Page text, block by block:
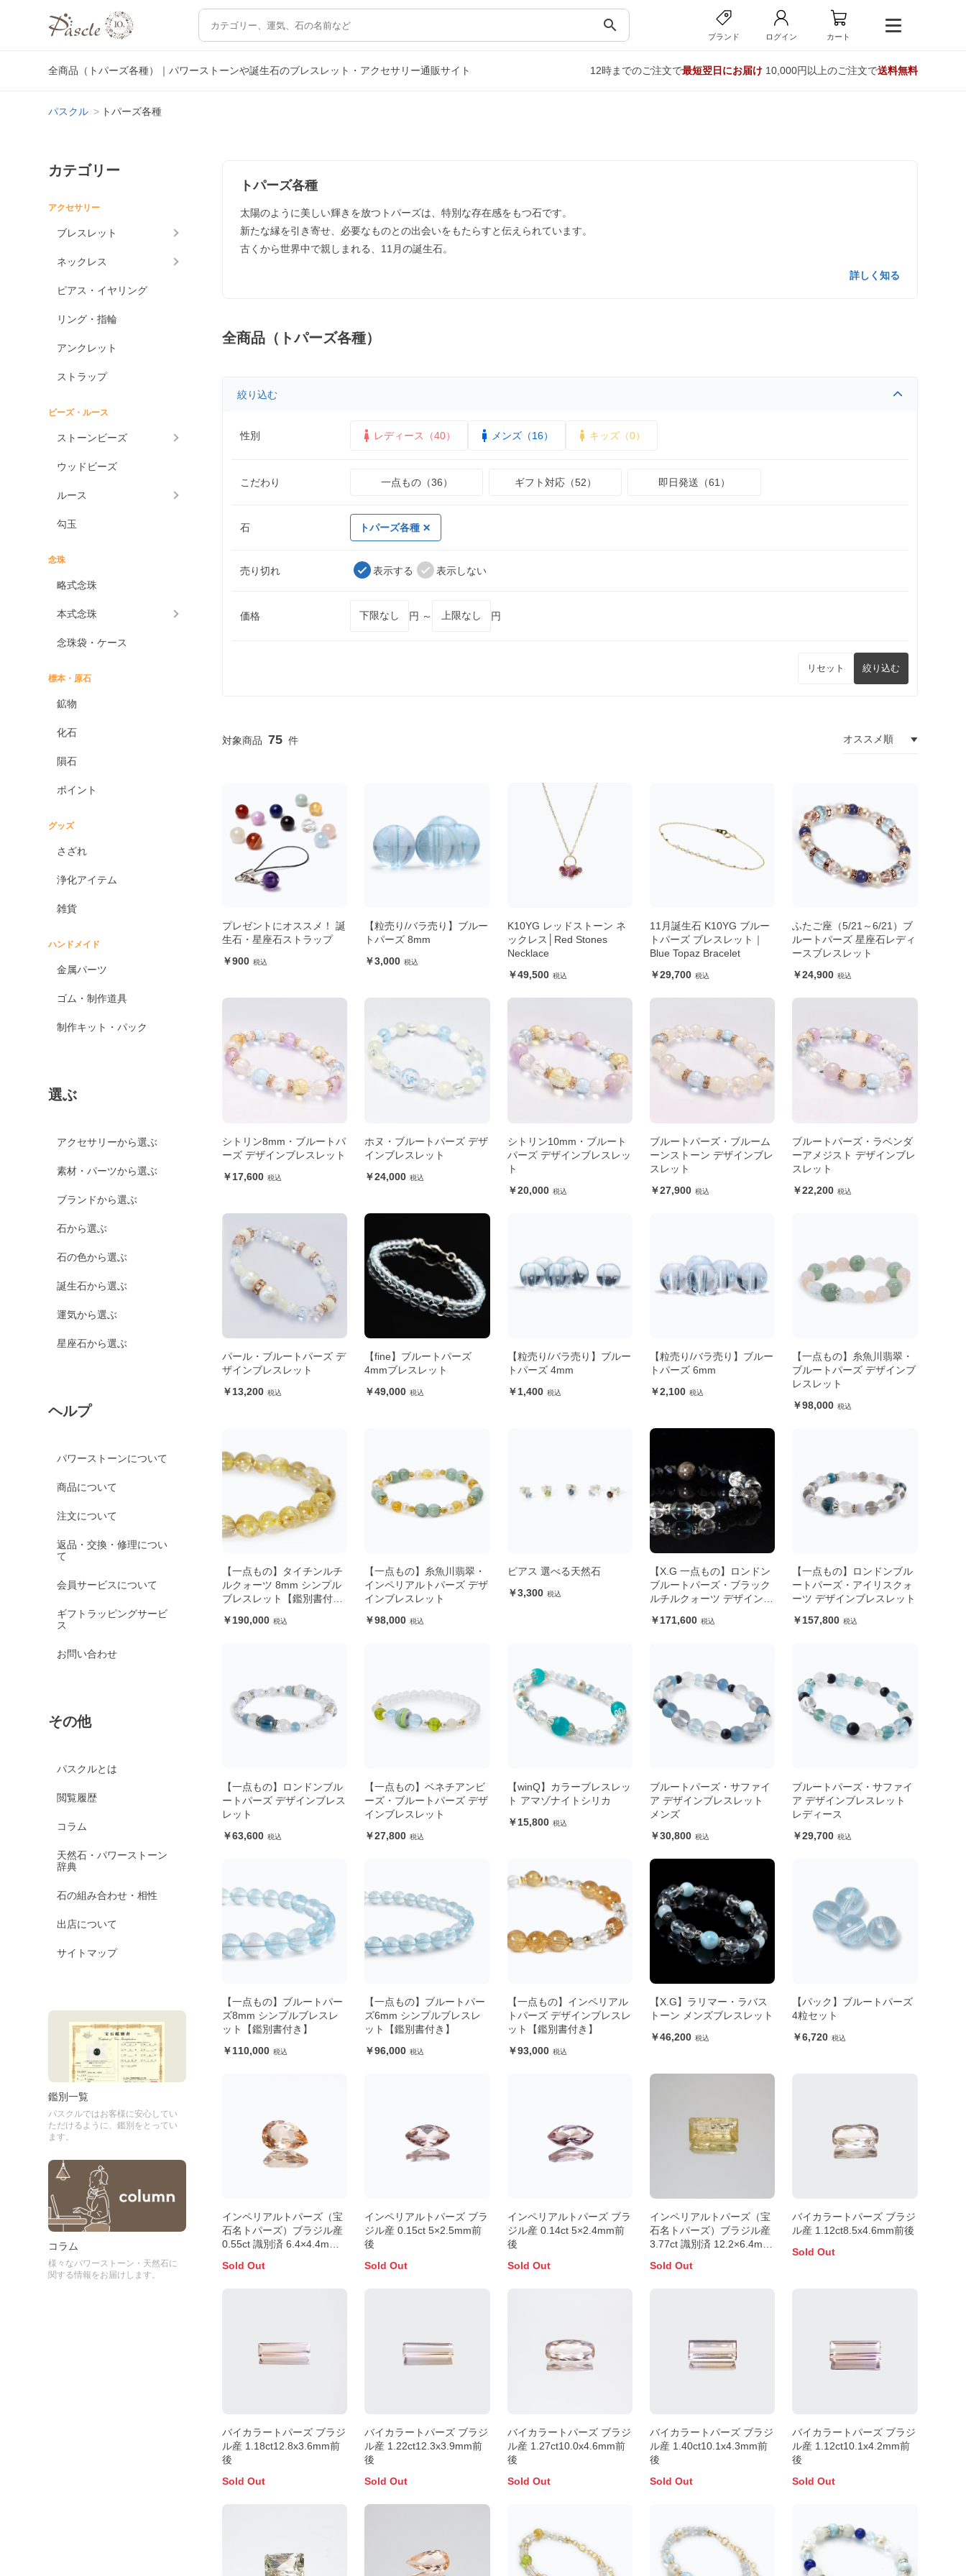
search
ブランド ログイン カート
全商品（トパーズ各種）｜パワーストーンや誕生石のブレスレット・アクセサリー通販サイト 12時までのご注文で最短翌日にお届け10,000円以上のご注文で送料無料
パスクル トパーズ各種
カテゴリー
アクセサリー
ブレスレット
ネックレス
ピアス・イヤリング
リング・指輪
アンクレット
ストラップ
ビーズ・ルース
ストーンビーズ
ウッドビーズ
ルース
勾玉
念珠
略式念珠
本式念珠
念珠袋・ケース
標本・原石
鉱物
化石
隕石
ポイント
グッズ
さざれ
浄化アイテム
雑貨
ハンドメイド
金属パーツ
ゴム・制作道具
制作キット・パック
選ぶ
アクセサリーから選ぶ
素材・パーツから選ぶ
ブランドから選ぶ
石から選ぶ
石の色から選ぶ
誕生石から選ぶ
運気から選ぶ
星座石から選ぶ
ヘルプ
パワーストーンについて
商品について
注文について
返品・交換・修理につい
て
会員サービスについて
ギフトラッピングサービ
ス
お問い合わせ
その他
パスクルとは
閲覧履歴
コラム
天然石・パワーストーン
辞典
石の組み合わせ・相性
出店について
サイトマップ
鑑別一覧
パスクルではお客様に安心してい
ただけるように、鑑別をとってい
ます。
コラム
様々なパワーストーン・天然石に
関する情報をお届けします。
トパーズ各種
太陽のように美しい輝きを放つトパーズは、特別な存在感をもつ石です。
新たな縁を引き寄せ、必要なものとの出会いをもたらすと伝えられています。
古くから世界中で親しまれる、11月の誕生石。
詳しく知る
全商品（トパーズ各種）
絞り込む
性別 レディース（40） メンズ（16） キッズ（0）
こだわり 一点もの（36） ギフト対応（52） 即日発送（61）
石 トパーズ各種
売り切れ 表示する 表示しない
価格 円 ～ 円
リセット 絞り込む
75
プレゼントにオススメ！ 誕
生石・星座石ストラップ
900
【粒売り/バラ売り】ブルー
トパーズ 8mm
3,000
K10YG レッドストーン ネ
ックレス│Red Stones
Necklace
49,500
11月誕生石 K10YG ブルー
トパーズ ブレスレット｜
Blue Topaz Bracelet
29,700
ふたご座（5/21～6/21）ブ
ルートパーズ 星座石レディ
ースブレスレット
24,900
シトリン8mm・ブルートパ
ーズ デザインブレスレット
17,600
ホヌ・ブルートパーズ デザ
インブレスレット
24,000
シトリン10mm・ブルート
パーズ デザインブレスレッ
ト
20,000
ブルートパーズ・ブルーム
ーンストーン デザインブレ
スレット
27,900
ブルートパーズ・ラベンダ
ーアメジスト デザインブレ
スレット
22,200
パール・ブルートパーズ デ
ザインブレスレット
13,200
【fine】ブルートパーズ
4mmブレスレット
49,000
【粒売り/バラ売り】ブルー
トパーズ 4mm
1,400
【粒売り/バラ売り】ブルー
トパーズ 6mm
2,100
【一点もの】糸魚川翡翠・
ブルートパーズ デザインブ
レスレット
98,000
【一点もの】タイチンルチ
ルクォーツ 8mm シンプル
ブレスレット【鑑別書付
190,000
【一点もの】糸魚川翡翠・
インペリアルトパーズ デザ
インブレスレット
98,000
ピアス 選べる天然石
3,300
【X.G 一点もの】ロンドン
ブルートパーズ・ブラック
ルチルクォーツ デザインブ
171,600
【一点もの】ロンドンブル
ートパーズ・アイリスクォ
ーツ デザインブレスレット
157,800
【一点もの】ロンドンブル
ートパーズ デザインブレス
レット
63,600
【一点もの】ベネチアンビ
ーズ・ブルートパーズ デザ
インブレスレット
27,800
【winQ】カラーブレスレッ
ト アマゾナイトシリカ
15,800
ブルートパーズ・サファイ
ア デザインブレスレット
メンズ
30,800
ブルートパーズ・サファイ
ア デザインブレスレット
レディース
29,700
【一点もの】ブルートパー
ズ8mm シンプルブレスレ
ット【鑑別書付き】
110,000
【一点もの】ブルートパー
ズ6mm シンプルブレスレ
ット【鑑別書付き】
96,000
【一点もの】インペリアル
トパーズ デザインブレスレ
ット【鑑別書付き】
93,000
【X.G】ラリマー・ラバス
トーン メンズブレスレット
46,200
【パック】ブルートパーズ
4粒セット
6,720
インペリアルトパーズ（宝
石名トパーズ）ブラジル産
0.55ct 識別済 6.4×4.4mm
Sold Out
インペリアルトパーズ ブラ
ジル産 0.15ct 5×2.5mm前
後
Sold Out
インペリアルトパーズ ブラ
ジル産 0.14ct 5×2.4mm前
後
Sold Out
インペリアルトパーズ（宝
石名トパーズ）ブラジル産
3.77ct 識別済 12.2×6.4mm
Sold Out
バイカラートパーズ ブラジ
ル産 1.12ct8.5x4.6mm前後
Sold Out
バイカラートパーズ ブラジ
ル産 1.18ct12.8x3.6mm前
後
Sold Out
バイカラートパーズ ブラジ
ル産 1.22ct12.3x3.9mm前
後
Sold Out
バイカラートパーズ ブラジ
ル産 1.27ct10.0x4.6mm前
後
Sold Out
バイカラートパーズ ブラジ
ル産 1.40ct10.1x4.3mm前
後
Sold Out
バイカラートパーズ ブラジ
ル産 1.12ct10.1x4.2mm前
後
Sold Out